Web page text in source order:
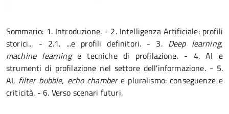
Sommario: 1. Introduzione. - 2. Intelligenza Artificiale: profili
storici... - 2.1. ...e profili definitori. - 3. Deep learning,
machine learninge tecniche di profilazione. - 4. AI e
strumenti di profilazione nel settore dell'informazione. - 5.
AI, filter bubble, echo chambere pluralismo: conseguenze e
criticità. - 6. Verso scenari futuri.